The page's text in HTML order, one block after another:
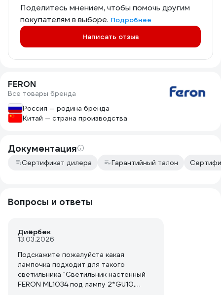
Поделитесь мнением, чтобы помочь другим
покупателям в выборе. Подробнее
Написать отзыв
FERON
Все товары бренда
Россия — родина бренда
Китай — страна производства
Документация
Сертификат дилера Гарантийный талон
Вопросы и ответы
Диёрбек
13.03.2026
Подскажите пожалуйста какая
лампочка подходит для такого
светильника "Светильник настенный
FERON ML1034 под лампу 2*GU10,